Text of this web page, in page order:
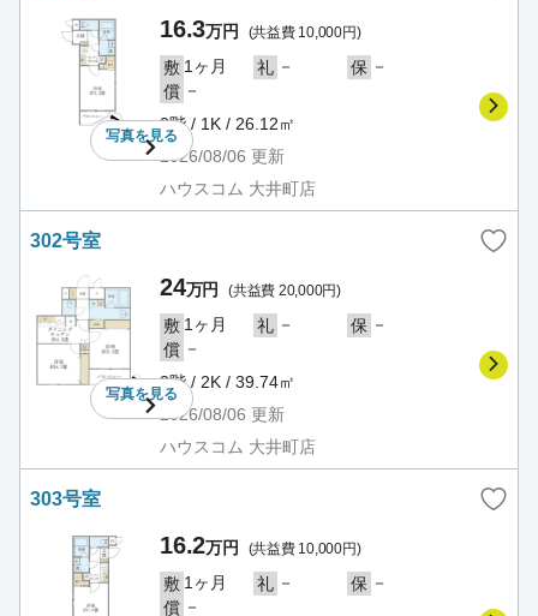
写真を見る
16.3万円 (共益費 10,000円)
敷 1ヶ月 礼 － 保 －
償 －
3階 / 1K / 26.12㎡
2026/08/06 更新
ハウスコム 大井町店
302号室
写真を見る
24万円 (共益費 20,000円)
敷 1ヶ月 礼 － 保 －
償 －
3階 / 2K / 39.74㎡
2026/08/06 更新
ハウスコム 大井町店
303号室
16.2万円 (共益費 10,000円)
敷 1ヶ月 礼 － 保 －
償 －